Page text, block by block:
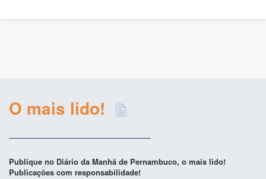
O mais lido!
Publique no Diário da Manhã de Pernambuco, o mais lido!
Publicações com responsabilidade!